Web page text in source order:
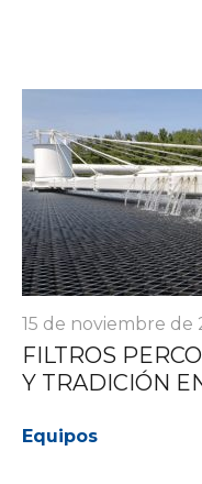
15 de noviembre de
FILTROS
Y TRADICIÓN
Equipos